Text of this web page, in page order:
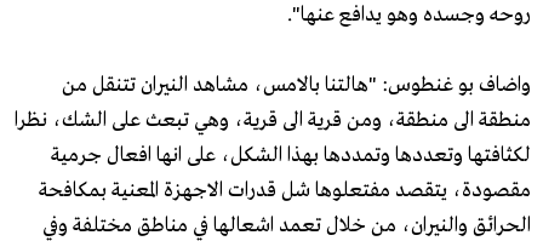
روحه وجسده وهو يدافع عنها".
واضاف بو غنطوس: "هالتنا بالامس، مشاهد النيران تتنقل من
منطقة الى منطقة، ومن قرية الى قرية، وهي تبعث على الشك، نظرا
لكثافتها وتعددها وتمددها بهذا الشكل، على انها افعال جرمية
مقصودة، يتقصد مفتعلوها شل قدرات الاجهزة المعنية بمكافحة
الحرائق والنيران، من خلال تعمد اشعالها في مناطق مختلفة وفي